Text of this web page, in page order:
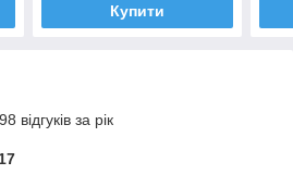
Купити
відгуків за рік